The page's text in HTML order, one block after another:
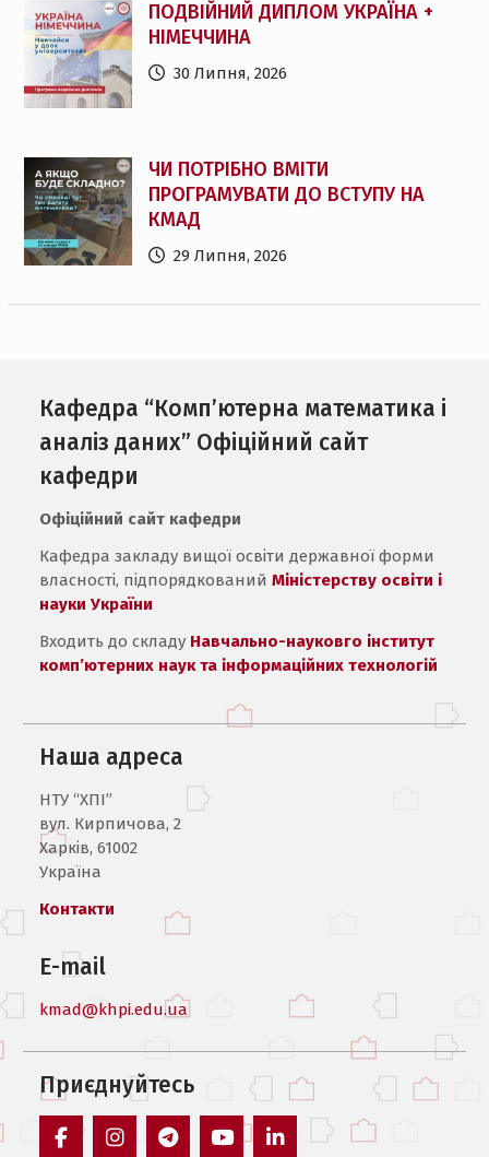
ПОДВІЙНИЙ ДИПЛОМ УКРАЇНА +
НІМЕЧЧИНА
30 Липня, 2026
ЧИ ПОТРІБНО ВМІТИ
ПРОГРАМУВАТИ ДО ВСТУПУ НА
КМАД
29 Липня, 2026
Кафедра “Комп’ютерна математика і
аналіз даних” Офіційний сайт
кафедри
Офіційний сайт кафедри
Кафедра закладу вищої освіти державної форми
власності, підпорядкованийМіністерству освіти і
науки України
Входить до складу Навчально-науковго інститут
комп’ютерних наук та інформаційних технологій
Наша адреса
НТУ “ХПІ”
вул. Кирпичова, 2
Харків, 61002
Україна
Контакти
E-mail
kmad@khpi.edu.ua
Приєднуйтесь